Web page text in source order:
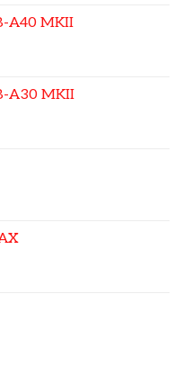
A40 MKII
A30 MKII